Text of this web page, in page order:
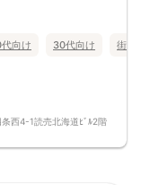
。
い）
楽しみましょう。
すので、「連絡先交
向け 30代向け 街コ
西4-1読売北海道ﾋﾞﾙ2階